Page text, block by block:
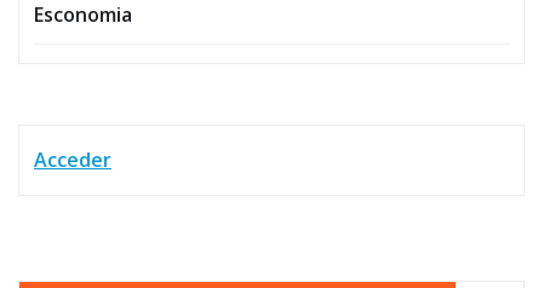
Esconomia
Acceder